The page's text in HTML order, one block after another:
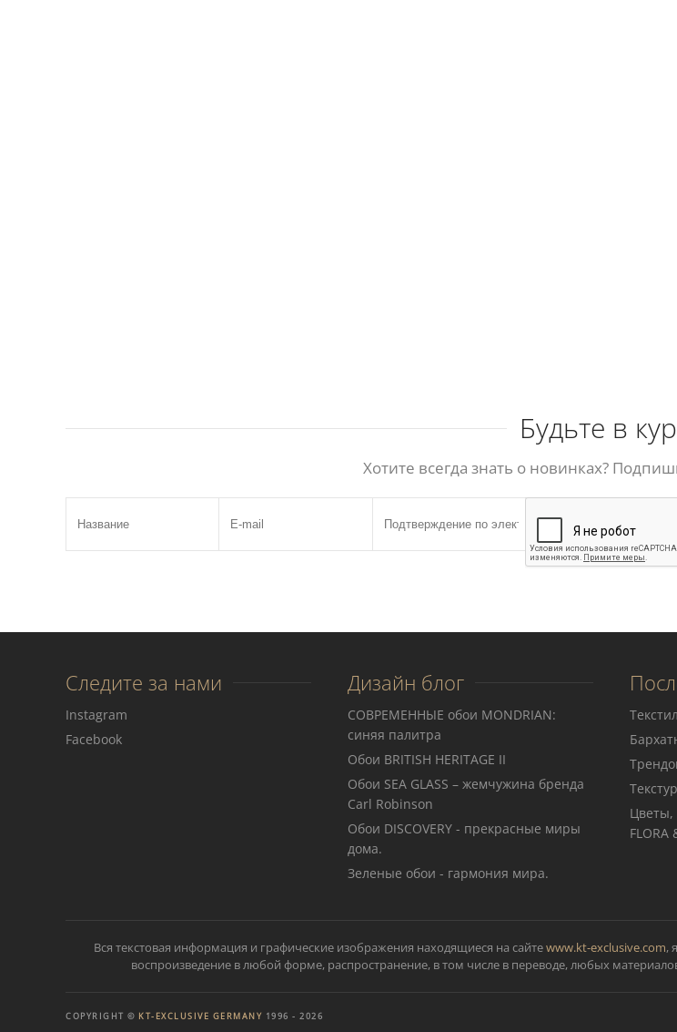
Будьте в
Хотите всегда знать о новинках?
Следите за нами
Instagram
Facebook
Дизайн блог
СОВРЕМЕННЫЕ обои MONDRIAN:
синяя палитра
Обои BRITISH HERITAGE II
Обои SEA GLASS – жемчужина бренда
Carl Robinson
Обои DISCOVERY - прекрасные миры
дома.
Зеленые обои - гармония мира.
Цветы,
FLORA
Вся текстовая информация и графические изображения находящиеся на сайтеwww.kt-exclusive.com,
воспроизведение в любой форме, распространение, в том числе в переводе, любых
COPYRIGHT © KT-EXCLUSIVE GERMANY 1996 - 2026